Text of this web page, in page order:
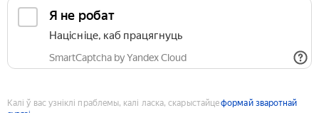
Я не робат
Націсніце, каб працягнуць
SmartCaptcha by Yandex Cloud
Калі ў вас узніклі праблемы, калі ласка, скарыстайцеформай зваротнай